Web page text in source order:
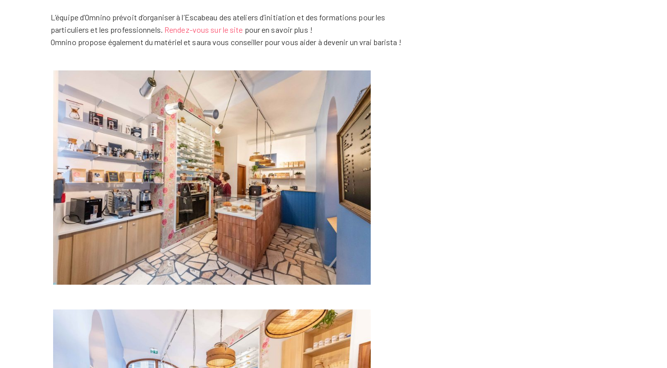
L’équipe d’Omnino prévoit d’organiser à l’Escabeau des ateliers d’initiation et des formations pour les
particuliers et les professionnels. Rendez-vous sur le site pour en savoir plus !
Omnino propose également du matériel et saura vous conseiller pour vous aider à devenir un vrai barista !